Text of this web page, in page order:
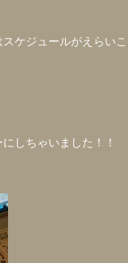
ケジュールがえらい
しちゃいました！！